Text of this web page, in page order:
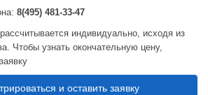
8(495) 481-33-47
индивидуально, исходя из
Чтобы узнать окончательную цену,
и оставить заявку